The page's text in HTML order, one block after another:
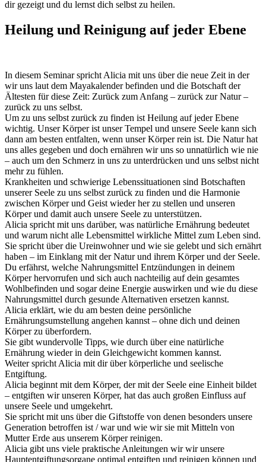
dir gezeigt und du lernst dich selbst zu heilen.
Heilung und Reinigung auf jeder Ebene
In diesem Seminar spricht Alicia mit uns über die neue Zeit in der
wir uns laut dem Mayakalender befinden und die Botschaft der
Ältesten für diese Zeit: Zurück zum Anfang – zurück zur Natur –
zurück zu uns selbst.
Um zu uns selbst zurück zu finden ist Heilung auf jeder Ebene
wichtig. Unser Körper ist unser Tempel und unsere Seele kann sich
dann am besten entfalten, wenn unser Körper rein ist. Die Natur hat
uns alles gegeben und doch ernähren wir uns so unnatürlich wie nie
– auch um den Schmerz in uns zu unterdrücken und uns selbst nicht
mehr zu fühlen.
Krankheiten und schwierige Lebenssituationen sind Botschaften
unserer Seele zu uns selbst zurück zu finden und die Harmonie
zwischen Körper und Geist wieder her zu stellen und unseren
Körper und damit auch unsere Seele zu unterstützen.
Alicia spricht mit uns darüber, was natürliche Ernährung bedeutet
und warum nicht alle Lebensmittel wirkliche Mittel zum Leben sind.
Sie spricht über die Ureinwohner und wie sie gelebt und sich ernährt
haben – im Einklang mit der Natur und ihrem Körper und der Seele.
Du erfährst, welche Nahrungsmittel Entzündungen in deinem
Körper hervorrufen und sich auch nachteilig auf dein gesamtes
Wohlbefinden und sogar deine Energie auswirken und wie du diese
Nahrungsmittel durch gesunde Alternativen ersetzen kannst.
Alicia erklärt, wie du am besten deine persönliche
Ernährungsumstellung angehen kannst – ohne dich und deinen
Körper zu überfordern.
Sie gibt wundervolle Tipps, wie durch über eine natürliche
Ernährung wieder in dein Gleichgewicht kommen kannst.
Weiter spricht Alicia mit dir über körperliche und seelische
Entgiftung.
Alicia beginnt mit dem Körper, der mit der Seele eine Einheit bildet
– entgiften wir unseren Körper, hat das auch großen Einfluss auf
unsere Seele und umgekehrt.
Sie spricht mit uns über die Giftstoffe von denen besonders unsere
Generation betroffen ist / war und wie wir sie mit Mitteln von
Mutter Erde aus unserem Körper reinigen.
Alicia gibt uns viele praktische Anleitungen wir wir unsere
Hauptentgiftungsorgane optimal entgiften und reinigen können und